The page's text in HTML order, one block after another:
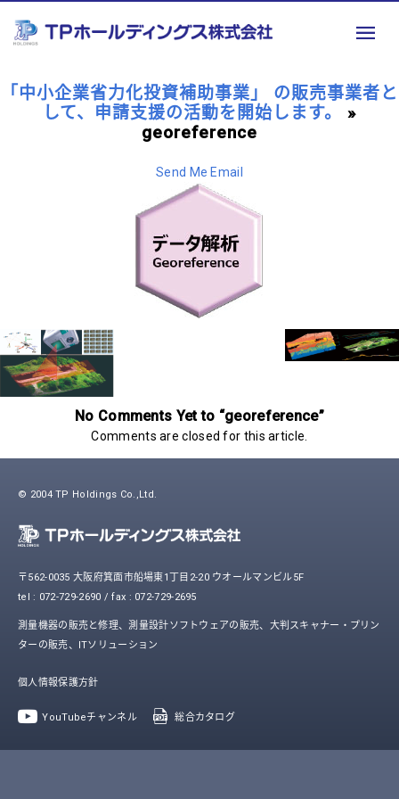
「中小企業省力化投資補助事業」 の販売事業者と
して、申請支援の活動を開始します。
»
georeference
Send Me Email
No Comments Yet to “georeference”
Comments are closed for this article.
© 2004 TP Holdings Co.,Ltd.
〒562-0035 大阪府箕面市船場東1丁目2-20 ウオールマンビル5F
tel : 072-729-2690 / fax : 072-729-2695
測量機器の販売と修理、測量設計ソフトウェアの販売、大判スキャナー・プリン
ターの販売、ITソリューション
個人情報保護方針
YouTubeチャンネル 総合カタログ